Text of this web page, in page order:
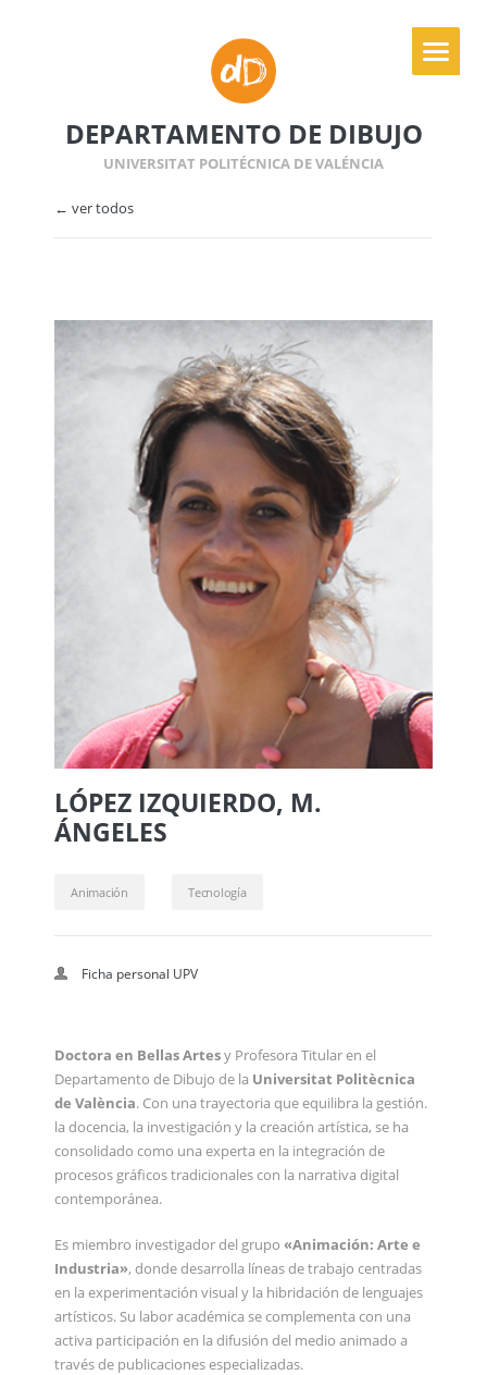
DEPARTAMENTO DE DIBUJO
UNIVERSITAT POLITÉCNICA DE VALÉNCIA
← ver todos
LÓPEZ IZQUIERDO, M.
ÁNGELES
Animación Tecnología
Ficha personal UPV
Doctora en Bellas Artesy Profesora Titular en el
Departamento de Dibujo de la Universitat Politècnica
de València. Con una trayectoria que equilibra la gestión.
la docencia, la investigación y la creación artística, se ha
consolidado como una experta en la integración de
procesos gráficos tradicionales con la narrativa digital
contemporánea.
Es miembro investigador del grupo «Animación: Arte e
Industria», donde desarrolla líneas de trabajo centradas
en la experimentación visual y la hibridación de lenguajes
artísticos. Su labor académica se complementa con una
activa participación en la difusión del medio animado a
través de publicaciones especializadas.